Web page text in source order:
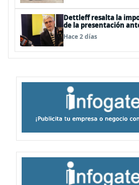
Dettleff resalta la
de la presentación
Plataforma
Archipiélago Juan
Hace 2 días